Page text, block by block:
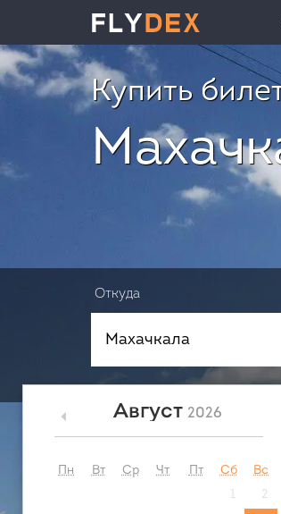
Купить
Откуда
Август 2026
Пн Вт Ср Чт Пт Сб
Вс
1
2